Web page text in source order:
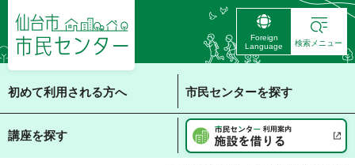
仙台市 市民センタ
ー
Foreign
Language
検索メニュー
初めて利用される方へ 市民センターを探す
講座を探す